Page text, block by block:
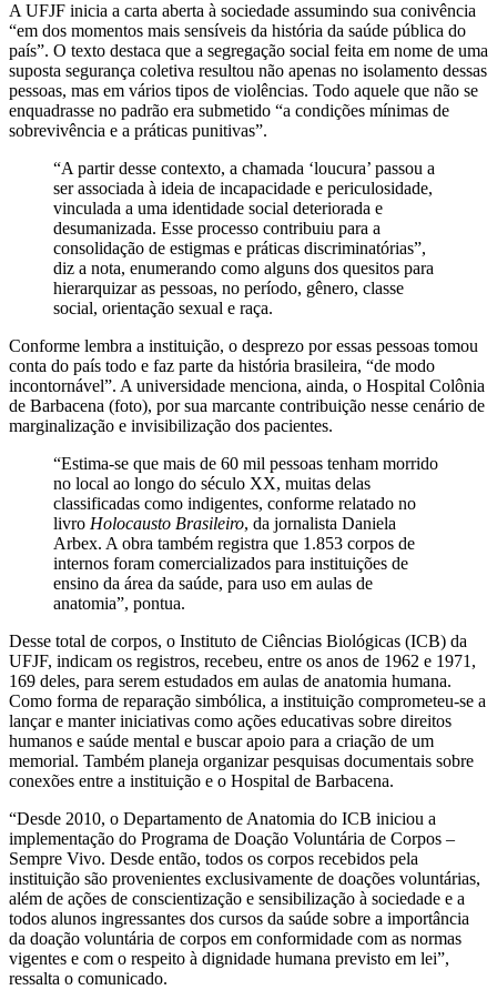
A UFJF inicia a carta aberta à sociedade assumindo sua conivência
“em dos momentos mais sensíveis da história da saúde pública do
país”. O texto destaca que a segregação social feita em nome de uma
suposta segurança coletiva resultou não apenas no isolamento dessas
pessoas, mas em vários tipos de violências. Todo aquele que não se
enquadrasse no padrão era submetido “a condições mínimas de
sobrevivência e a práticas punitivas”.
“A partir desse contexto, a chamada ‘loucura’ passou a
ser associada à ideia de incapacidade e periculosidade,
vinculada a uma identidade social deteriorada e
desumanizada. Esse processo contribuiu para a
consolidação de estigmas e práticas discriminatórias”,
diz a nota, enumerando como alguns dos quesitos para
hierarquizar as pessoas, no período, gênero, classe
social, orientação sexual e raça.
Conforme lembra a instituição, o desprezo por essas pessoas tomou
conta do país todo e faz parte da história brasileira, “de modo
incontornável”. A universidade menciona, ainda, o Hospital Colônia
de Barbacena (foto), por sua marcante contribuição nesse cenário de
marginalização e invisibilização dos pacientes.
“Estima-se que mais de 60 mil pessoas tenham morrido
no local ao longo do século XX, muitas delas
classificadas como indigentes, conforme relatado no
livro Holocausto Brasileiro, da jornalista Daniela
Arbex. A obra também registra que 1.853 corpos de
internos foram comercializados para instituições de
ensino da área da saúde, para uso em aulas de
anatomia”, pontua.
Desse total de corpos, o Instituto de Ciências Biológicas (ICB) da
UFJF, indicam os registros, recebeu, entre os anos de 1962 e 1971,
169 deles, para serem estudados em aulas de anatomia humana.
Como forma de reparação simbólica, a instituição comprometeu-se a
lançar e manter iniciativas como ações educativas sobre direitos
humanos e saúde mental e buscar apoio para a criação de um
memorial. Também planeja organizar pesquisas documentais sobre
conexões entre a instituição e o Hospital de Barbacena.
“Desde 2010, o Departamento de Anatomia do ICB iniciou a
implementação do Programa de Doação Voluntária de Corpos –
Sempre Vivo. Desde então, todos os corpos recebidos pela
instituição são provenientes exclusivamente de doações voluntárias,
além de ações de conscientização e sensibilização à sociedade e a
todos alunos ingressantes dos cursos da saúde sobre a importância
da doação voluntária de corpos em conformidade com as normas
vigentes e com o respeito à dignidade humana previsto em lei”,
ressalta o comunicado.